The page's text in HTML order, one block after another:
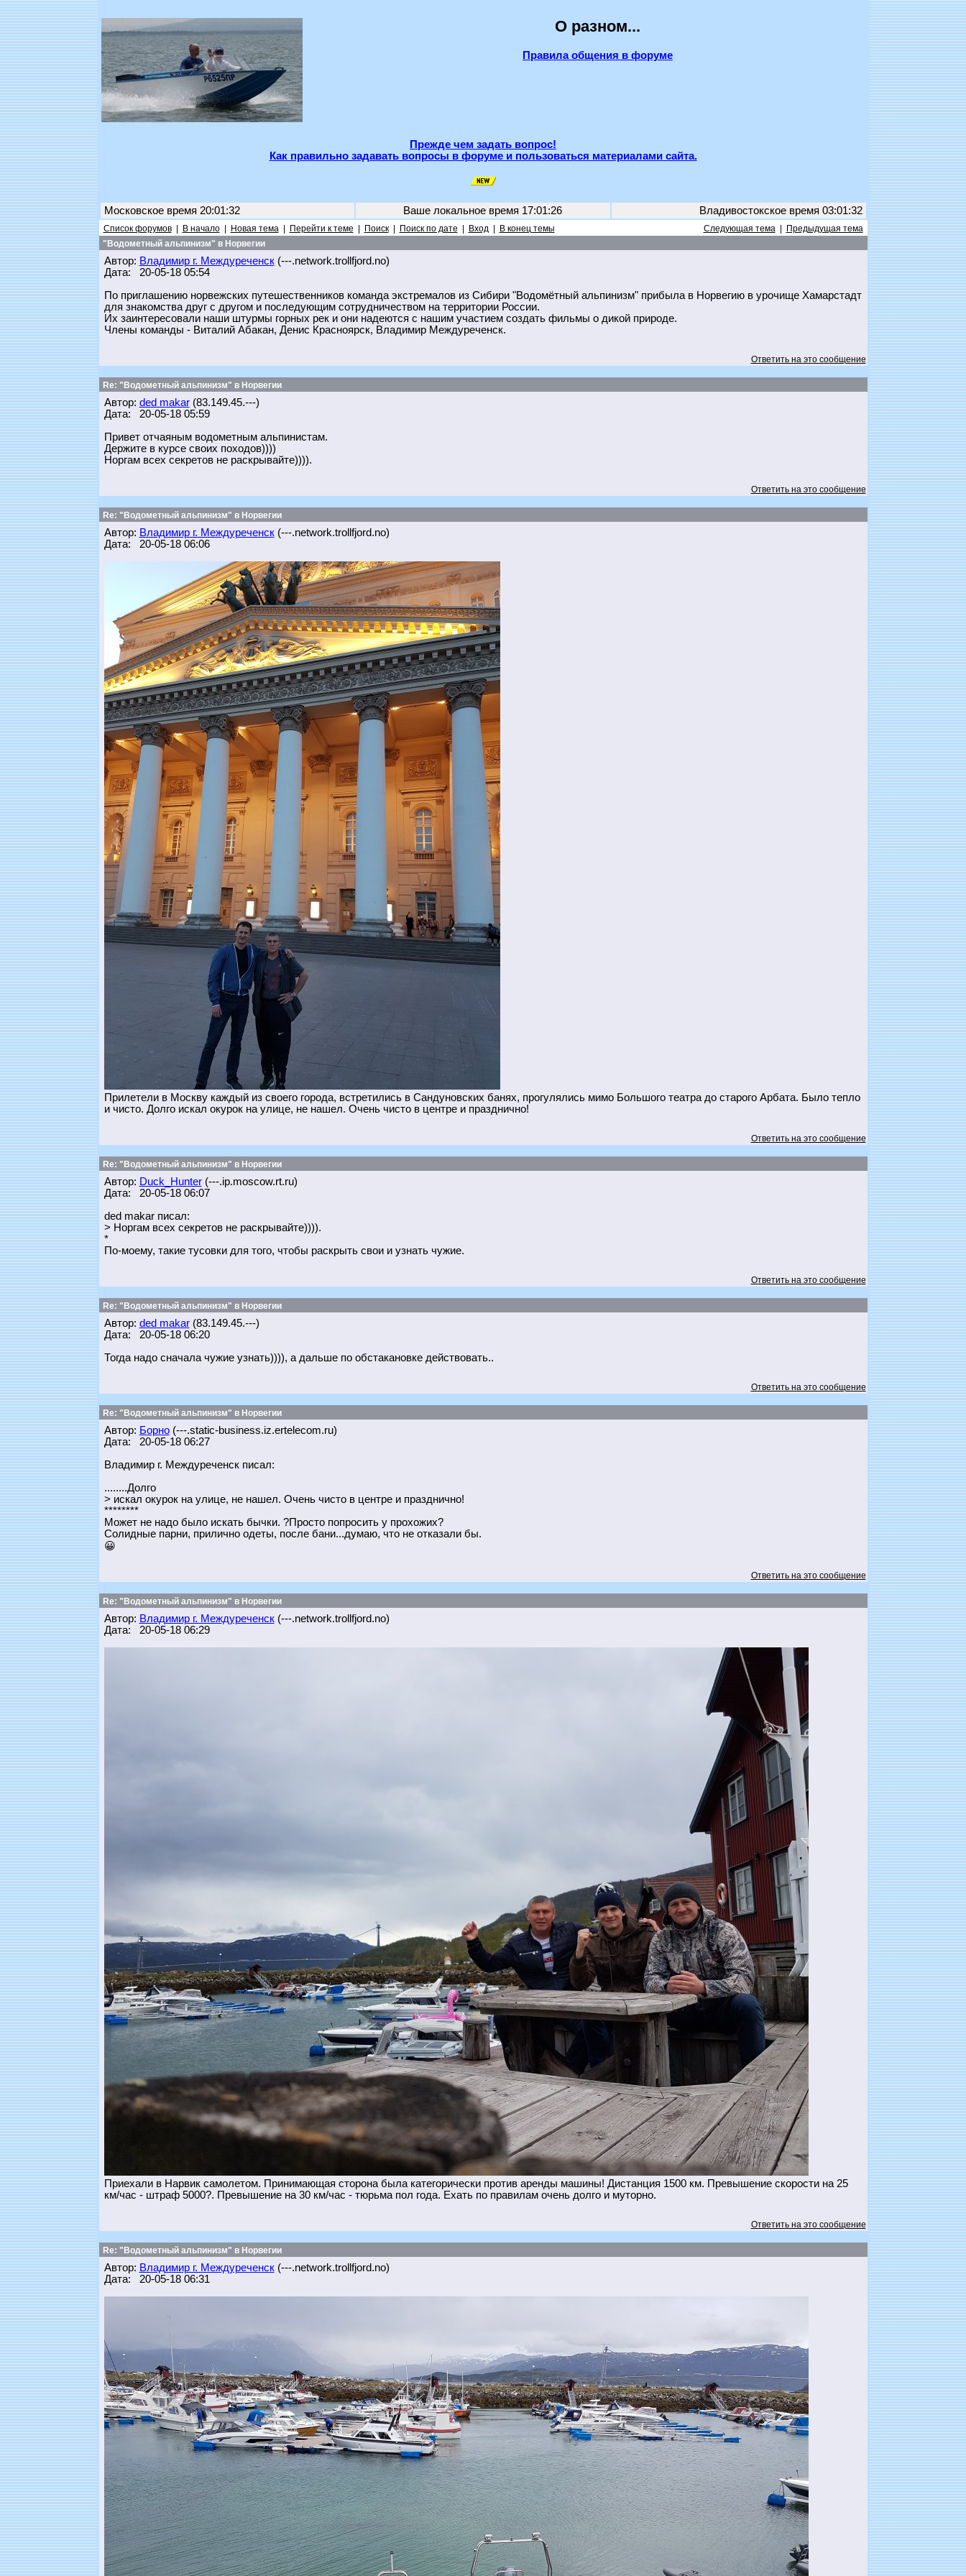
О разном...
Правила общения в форуме
Прежде чем задать вопрос!
Как правильно задавать вопросы в форуме и пользоваться материалами сайта.
Московское время 20:01:32 Ваше локальное время 17:01:26 Владивостокское время 03:01:32
Список форумов| В начало| Новая тема| Перейти к теме Поиск| Поиск по дате Вход| В конец темы Следующая тема|
Предыдущая тема
"Водометный альпинизм" в Норвегии
Автор: Владимир г. Междуреченск(---.network.trollfjord.no)
Дата: 20-05-18 05:54
По приглашению норвежских путешественников команда экстремалов из Сибири "Водомётный альпинизм" прибыла в Норвегию в урочище Хамарстадт
для знакомства друг с другом и последующим сотрудничеством на территории России.
Их заинтересовали наши штурмы горных рек и они надеются с нашим участием создать фильмы о дикой природе.
Члены команды - Виталий Абакан, Денис Красноярск, Владимир Междуреченск.
Ответить на это сообщение
Re: "Водометный альпинизм" в Норвегии
Автор: ded makar(83.149.45.---)
Дата: 20-05-18 05:59
Привет отчаяным водометным альпинистам.
Держите в курсе своих походов))))
Норгам всех секретов не раскрывайте)))).
Ответить на это сообщение
Re: "Водометный альпинизм" в Норвегии
Автор: Владимир г. Междуреченск(---.network.trollfjord.no)
Дата: 20-05-18 06:06
Прилетели в Москву каждый из своего города, встретились в Сандуновских банях, прогулялись мимо Большого театра до старого Арбата. Было тепло
и чисто. Долго искал окурок на улице, не нашел. Очень чисто в центре и празднично!
Ответить на это сообщение
Re: "Водометный альпинизм" в Норвегии
Автор: Duck_Hunter(---.ip.moscow.rt.ru)
Дата: 20-05-18 06:07
ded makar писал:
> Норгам всех секретов не раскрывайте)))).
*
По-моему, такие тусовки для того, чтобы раскрыть свои и узнать чужие.
Ответить на это сообщение
Re: "Водометный альпинизм" в Норвегии
Автор: ded makar(83.149.45.---)
Дата: 20-05-18 06:20
Тогда надо сначала чужие узнать)))), а дальше по обстакановке действовать..
Ответить на это сообщение
Re: "Водометный альпинизм" в Норвегии
Автор: Борно(---.static-business.iz.ertelecom.ru)
Дата: 20-05-18 06:27
Владимир г. Междуреченск писал:
........Долго
> искал окурок на улице, не нашел. Очень чисто в центре и празднично!
********
Может не надо было искать бычки. ?Просто попросить у прохожих?
Солидные парни, прилично одеты, после бани...думаю, что не отказали бы.
😀
Ответить на это сообщение
Re: "Водометный альпинизм" в Норвегии
Автор: Владимир г. Междуреченск(---.network.trollfjord.no)
Дата: 20-05-18 06:29
Приехали в Нарвик самолетом. Принимающая сторона была категорически против аренды машины! Дистанция 1500 км. Превышение скорости на 25
км/час - штраф 5000?. Превышение на 30 км/час - тюрьма пол года. Ехать по правилам очень долго и муторно.
Ответить на это сообщение
Re: "Водометный альпинизм" в Норвегии
Автор: Владимир г. Междуреченск(---.network.trollfjord.no)
Дата: 20-05-18 06:31